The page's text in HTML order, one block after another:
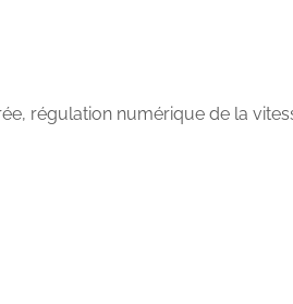
régulation numérique de la